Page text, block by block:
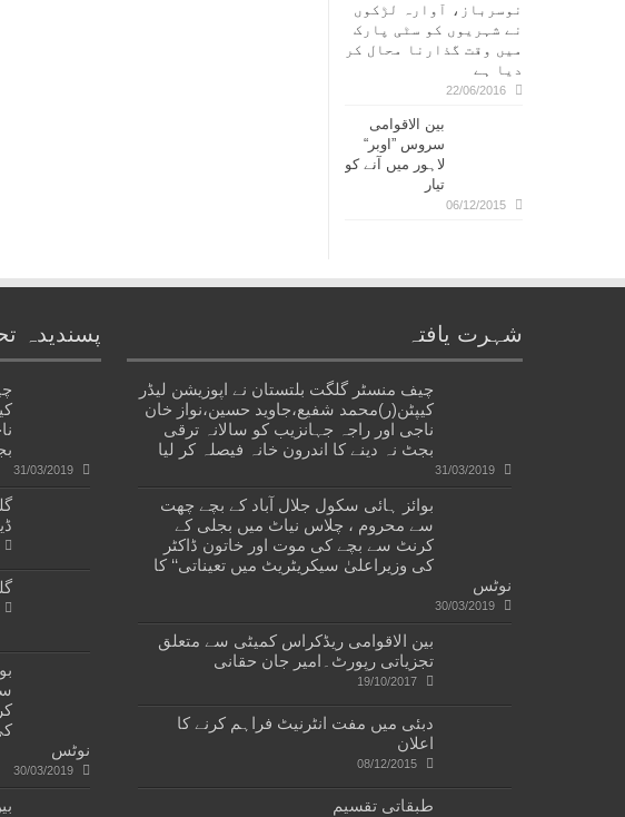
نوسرباز، آوارہ لڑکوں
نے شہریوں کو سٹی پارک
میں وقت گذارنا محال کر
دیا ہے
22/06/2016
بین الاقوامی
سروس ”اوبر“
لاہور میں آنے کو
تیار
06/12/2015
شہرت یافتہ
چیف منسٹر گلگت بلتستان نے اپوزیشن لیڈر
کیپٹن(ر)محمد شفیع،جاوید حسین،نواز خان
ناجی اور راجہ جہانزیب کو سالانہ ترقی
بجٹ نہ دینے کا اندرون خانہ فیصلہ کر لیا
31/03/2019
بوائز ہائی سکول جلال آباد کے بچے چھت
سے محروم ، چلاس نیاٹ میں بجلی کے
کرنٹ سے بچے کی موت اور خاتون ڈاکٹر
کی وزیراعلیٰ سیکریٹریٹ میں تعیناتی‘‘ کا
نوٹس
30/03/2019
بین الاقوامی ریڈکراس کمیٹی سے متعلق
تجزیاتی رپورٹ۔امیر جان حقانی
19/10/2017
دبئی میں مفت انٹرنیٹ فراہم کرنے کا
اعلان
08/12/2015
طبقاتی تقسیم
پسندیدہ
31/03/2019
نوٹس
30/03/2019